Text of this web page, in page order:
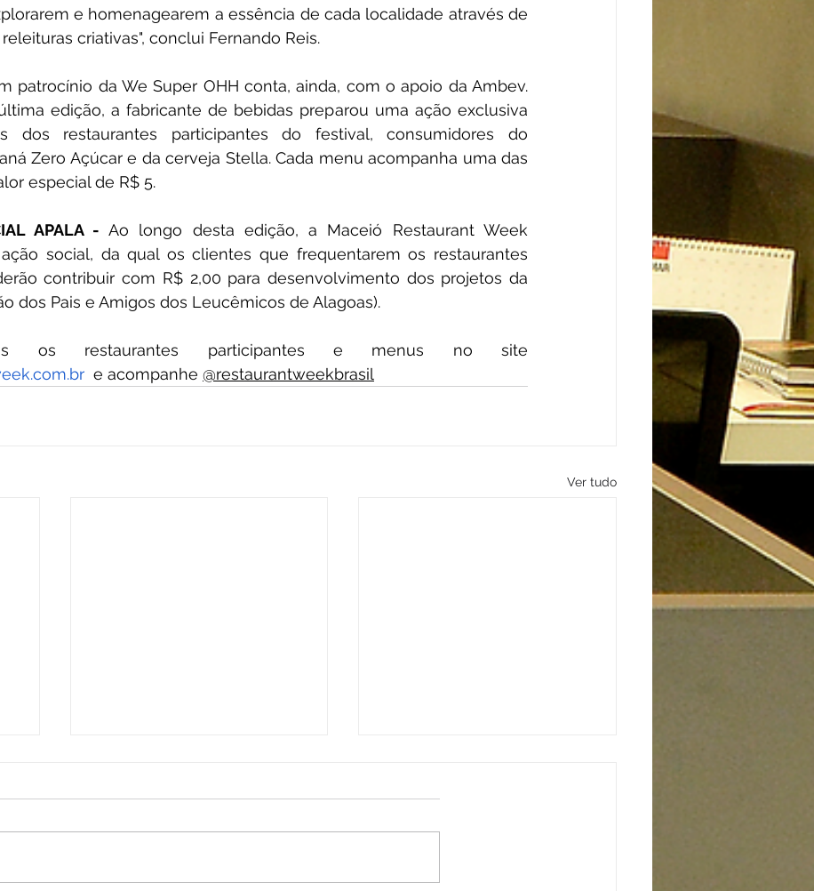
e homenagearem a essência de cada localidade através de
criativas", conclui Fernando Reis.
patrocínio da We Super OHH conta, ainda, com o apoio da Ambev.
edição, a fabricante de bebidas preparou uma ação exclusiva
dos restaurantes participantes do festival, consumidores do
Zero Açúcar e da cerveja Stella. Cada menu acompanha uma das
especial de R$ 5.
APALA - Ao longo desta edição, a Maceió Restaurant Week
social, da qual os clientes que frequentarem os restaurantes
contribuir com R$ 2,00 para desenvolvimento dos projetos da
dos Pais e Amigos dos Leucêmicos de Alagoas).
e acompanhe @restaurantweekbrasil
Ver tudo